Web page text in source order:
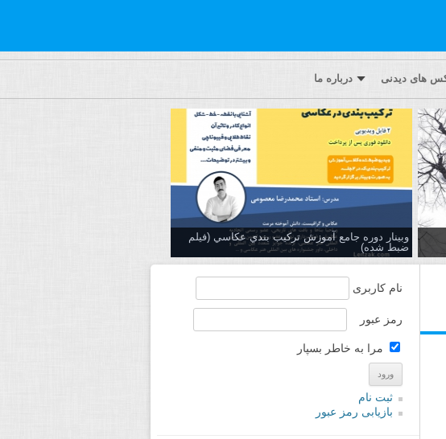
های دیدنی درباره ما
وبینار دوره جامع آموزش تركيب بندي عكاسي (فیلم
ضبط شده)
نام کاربری
رمز عبور
مرا به خاطر بسپار
ثبت نام
بازیابی رمز عبور